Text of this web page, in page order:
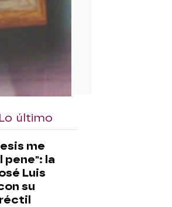
Lo último
me
pene": la
Luis
su